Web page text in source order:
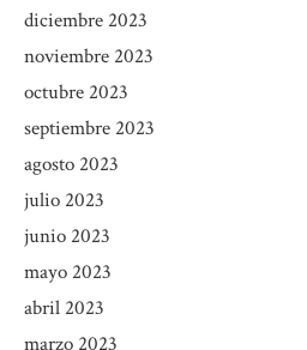
diciembre 2023
noviembre 2023
octubre 2023
septiembre 2023
agosto 2023
julio 2023
junio 2023
mayo 2023
abril 2023
marzo 2023